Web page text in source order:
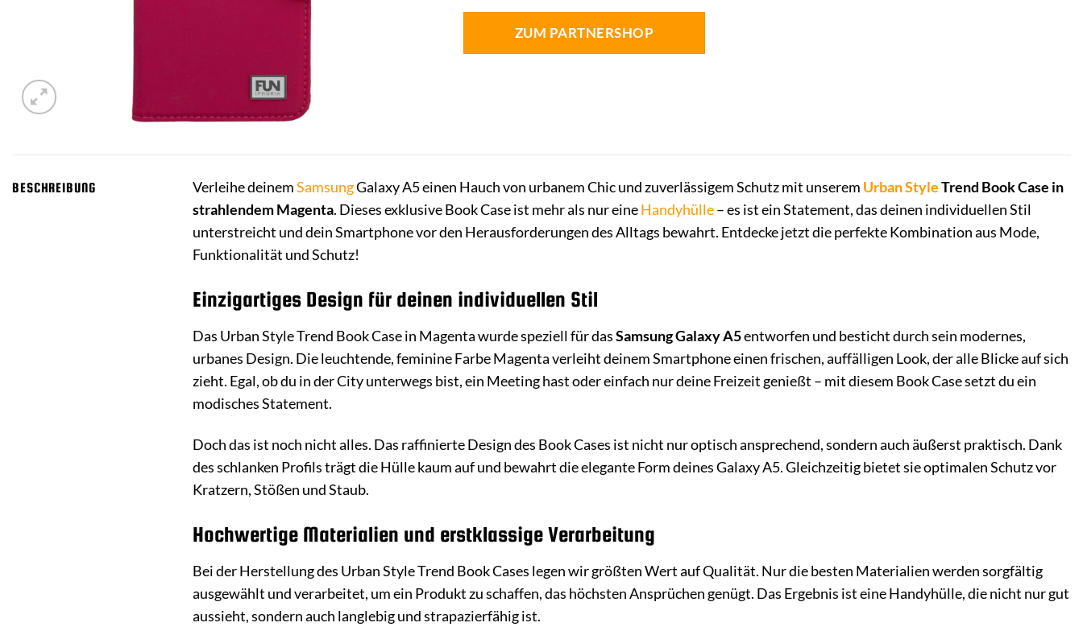
ZUM PARTNERSHOP
BESCHREIBUNG Verleihe deinemSamsungGalaxy A5 einen Hauch von urbanem Chic und zuverlässigem Schutz mit unserem Urban StyleTrend Book Case in
strahlendem Magenta. Dieses exklusive Book Case ist mehr als nur eineHandyhülle– es ist ein Statement, das deinen individuellen Stil
unterstreicht und dein Smartphone vor den Herausforderungen des Alltags bewahrt. Entdecke jetzt die perfekte Kombination aus Mode,
Funktionalität und Schutz!
Einzigartiges Design für deinen individuellen Stil
Das Urban Style Trend Book Case in Magenta wurde speziell für dasSamsung Galaxy A5entworfen und besticht durch sein modernes,
urbanes Design. Die leuchtende, feminine Farbe Magenta verleiht deinem Smartphone einen frischen, auffälligen Look, der alle Blicke auf sich
zieht. Egal, ob du in der City unterwegs bist, ein Meeting hast oder einfach nur deine Freizeit genießt – mit diesem Book Case setzt du ein
modisches Statement.
Doch das ist noch nicht alles. Das raffinierte Design des Book Cases ist nicht nur optisch ansprechend, sondern auch äußerst praktisch. Dank
des schlanken Profils trägt die Hülle kaum auf und bewahrt die elegante Form deines Galaxy A5. Gleichzeitig bietet sie optimalen Schutz vor
Kratzern, Stößen und Staub.
Hochwertige Materialien und erstklassige Verarbeitung
Bei der Herstellung des Urban Style Trend Book Cases legen wir größten Wert auf Qualität. Nur die besten Materialien werden sorgfältig
ausgewählt und verarbeitet, um ein Produkt zu schaffen, das höchsten Ansprüchen genügt. Das Ergebnis ist eine Handyhülle, die nicht nur gut
aussieht, sondern auch langlebig und strapazierfähig ist.